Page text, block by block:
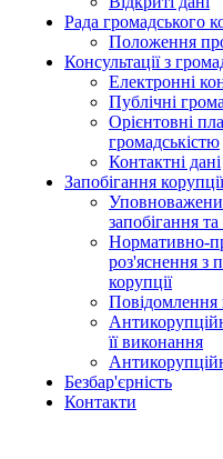
Рада громадського
Положення
Консультації з
Електронні
Публічні
Орієнтовні
громадськістю
Контактні дані
Запобігання корупції
запобігання
Нормативно-
роз'яснення з
корупції
Повідомлення
її виконання
Безбар'єрність
Контакти